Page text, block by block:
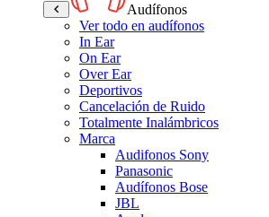
Audífonos
Ver todo en audífonos
In Ear
On Ear
Over Ear
Deportivos
Cancelación de Ruido
Totalmente Inalámbricos
Marca
Audifonos Sony
Panasonic
Audífonos Bose
JBL